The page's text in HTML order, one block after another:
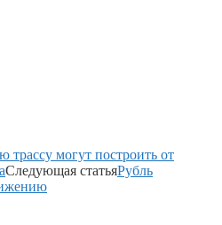
трассу могут построить от
Следующая статьяРубль